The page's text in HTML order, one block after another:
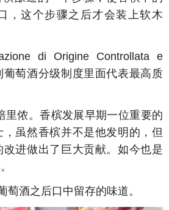
，这个步骤之后才会装上软木
di Origine Controllata e
葡萄酒分级制度里面代表最高质
里侬。香槟发展早期一位重要的
，虽然香槟并不是他发明的，但
进做出了巨大贡献。如今也是
萄酒之后口中留存的味道。